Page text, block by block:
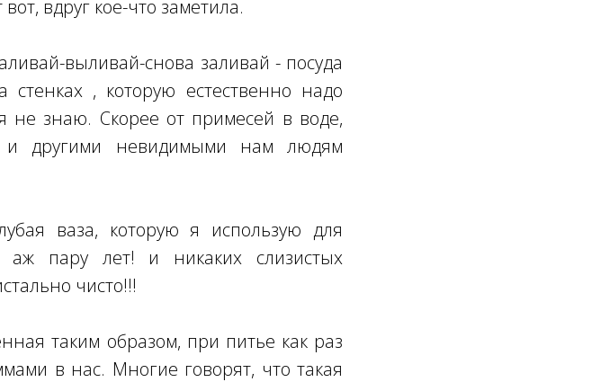
вдруг кое-что заметила.
выливай-снова заливай - посуда
, которую естественно надо
не знаю. Скорее от примесей в воде,
другими невидимыми нам людям
ваза, которую я использую для
пару лет! и никаких слизистых
чисто!!!
таким образом, при питье как раз
в нас. Многие говорят, что такая